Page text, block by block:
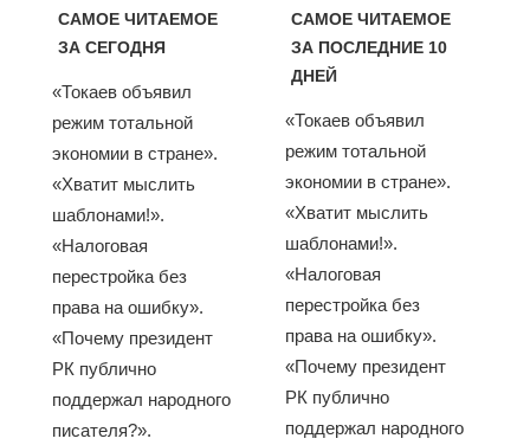
САМОЕ ЧИТАЕМОЕ
ЗА СЕГОДНЯ
«Токаев объявил
режим тотальной
экономии в стране».
«Хватит мыслить
шаблонами!».
«Налоговая
перестройка без
права на ошибку».
«Почему президент
РК публично
поддержал народного
писателя?».
САМОЕ ЧИТАЕМОЕ
ЗА ПОСЛЕДНИЕ 10
ДНЕЙ
«Токаев объявил
режим тотальной
экономии в стране».
«Хватит мыслить
шаблонами!».
«Налоговая
перестройка без
права на ошибку».
«Почему президент
РК публично
поддержал народного